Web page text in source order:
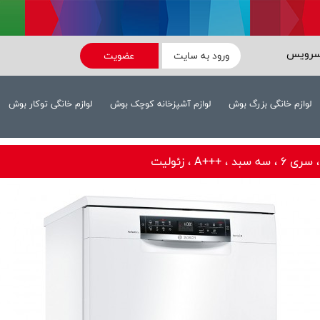
ورود به سایت عضویت
لوازم خانگی بزرگ بوش لوازم آشپزخانه کوچک بوش لوازم خانگی توکار بوش